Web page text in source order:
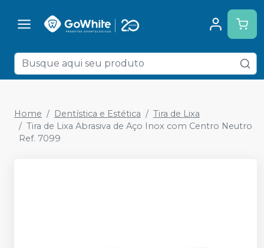
Home Dentística e Estética
Tira de Lixa
Tira de Lixa Abrasiva de Aço Inox com Centro Neutro
Ref. 7099